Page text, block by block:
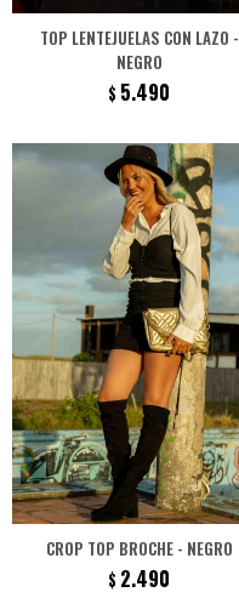
TOP LENTEJUELAS CON LAZO -
NEGRO
$ 5.490
CROP TOP BROCHE - NEGRO
$ 2.490